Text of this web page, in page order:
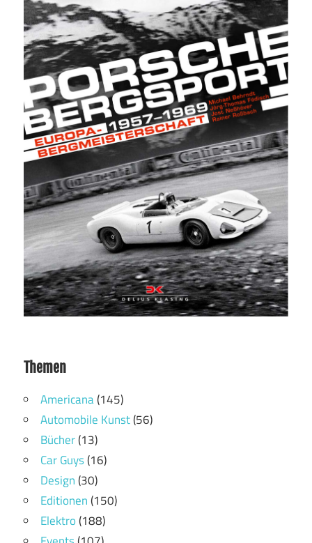
Themen
Americana(145)
Automobile Kunst(56)
Bücher(13)
Car Guys(16)
Design(30)
Editionen(150)
Elektro(188)